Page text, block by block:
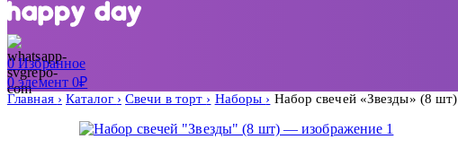
0Избранное
0элемент 0₽
Главная Каталог Свечи в торт Наборы Набор свечей «Звезды» (8 шт)